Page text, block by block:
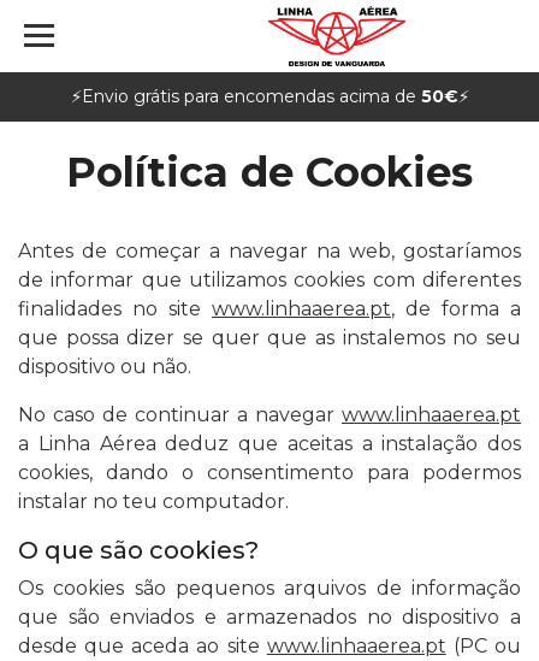
⚡️Envio grátis para encomendas acima de 50€⚡️
Política de Cookies
Antes de começar a navegar na web, gostaríamos
de informar que utilizamos cookies com diferentes
finalidades no site www.linhaaerea.pt, de forma a
que possa dizer se quer que as instalemos no seu
dispositivo ou não.
No caso de continuar a navegar www.linhaaerea.pt
a Linha Aérea deduz que aceitas a instalação dos
cookies, dando o consentimento para podermos
instalar no teu computador.
O que são cookies?
Os cookies são pequenos arquivos de informação
que são enviados e armazenados no dispositivo a
desde que aceda ao site www.linhaaerea.pt (PC ou